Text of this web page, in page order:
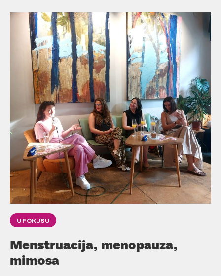
U FOKUSU
Menstruacija, menopauza,
mimosa